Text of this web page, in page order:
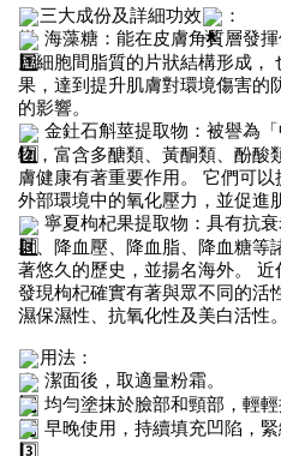
三大成份及詳細功效
：
海藻糖：能在皮膚角質層發
層細胞間脂質的片狀結構形成，
果，達到提升肌膚對環境傷害的
的影響。
金釷石斛莖提取物：被譽為
物，富含多醣類、黃酮類、酚酸
膚健康有著重要作用。 它們可
外部環境中的氧化壓力，並促進
寧夏枸杞果提取物：具有抗
射、降血壓、降血脂、降血糖等
著悠久的歷史，並揚名海外。
發現枸杞確實有著與眾不同的活
濕保濕性、抗氧化性及美白活性。
用法：
潔面後，取適量粉霜。
均勻塗抹於臉部和頸部，輕輕
早晚使用，持續填充凹陷，緊